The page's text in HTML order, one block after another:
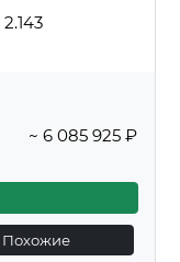
2.143
~ 6 085 925 ₽
Похожие